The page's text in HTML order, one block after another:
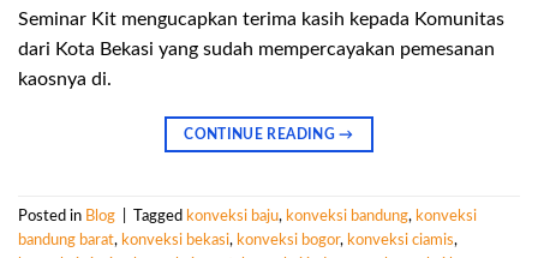
Seminar Kit mengucapkan terima kasih kepada Komunitas
dari Kota Bekasi yang sudah mempercayakan pemesanan
kaosnya di.
CONTINUE READING→
Posted in Blog Tagged konveksi baju, konveksi bandung, konveksi
bandung barat, konveksi bekasi, konveksi bogor, konveksi ciamis,